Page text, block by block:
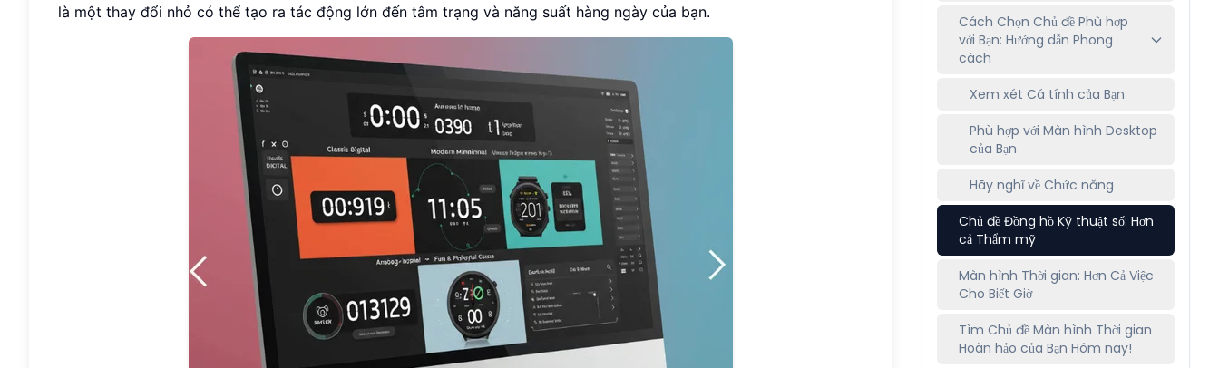
là một thay đổi nhỏ có thể tạo ra tác động lớn đến tâm trạng và năng suất hàng ngày của bạn.
Cách Chọn Chủ đề Phù hợp
với Bạn: Hướng dẫn Phong
cách
Xem xét Cá tính của Bạn
Phù hợp với Màn hình Desktop
của Bạn
Hãy nghĩ về Chức năng
Chủ đề Đồng hồ Kỹ thuật số: Hơn
cả Thẩm mỹ
Màn hình Thời gian: Hơn Cả Việc
Cho Biết Giờ
Tìm Chủ đề Màn hình Thời gian
Hoàn hảo của Bạn Hôm nay!